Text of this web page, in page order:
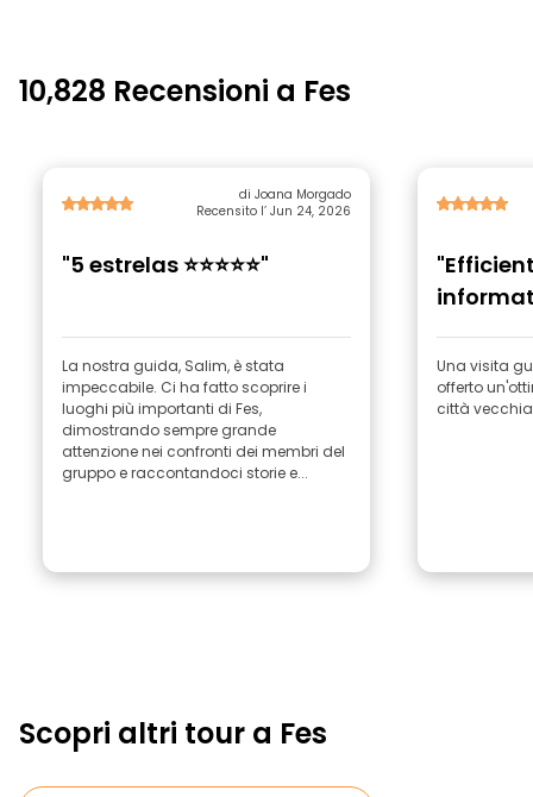
10,828 Recensioni a Fes
di Joana Morgado
Recensito l’ Jun 24, 2026
"5 estrelas ⭐️⭐️⭐️⭐️⭐️"
La nostra guida, Salim, è stata
impeccabile. Ci ha fatto scoprire i
luoghi più importanti di Fes,
dimostrando sempre grande
attenzione nei confronti dei membri del
gruppo e raccontandoci storie e...
Una visita
offerto
città
Scopri altri tour a Fes